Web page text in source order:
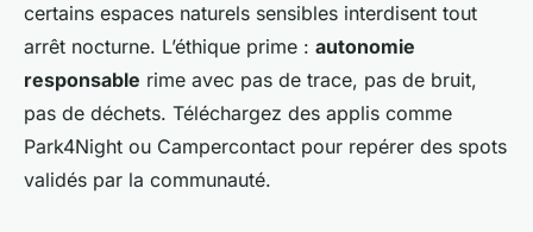
certains espaces naturels sensibles interdisent tout
arrêt nocturne. L’éthique prime : autonomie
responsable rime avec pas de trace, pas de bruit,
pas de déchets. Téléchargez des applis comme
Park4Night ou Campercontact pour repérer des spots
validés par la communauté.